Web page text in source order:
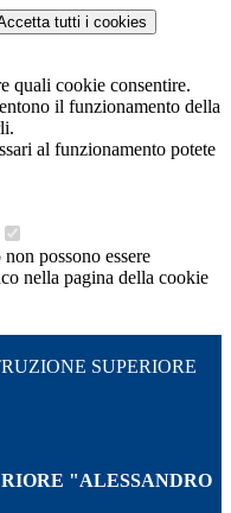
tutti i cookies
quali cookie consentire.
il funzionamento della
al funzionamento potete
possono essere
nella pagina della cookie
SUPERIORE
"ALESSANDRO